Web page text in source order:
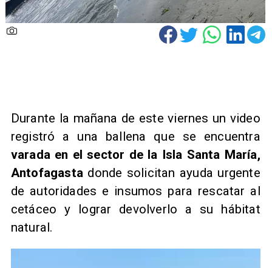
Durante la mañana de este viernes un video
registró a una ballena que se encuentra
varada en el sector de la Isla Santa María,
Antofagasta donde solicitan ayuda urgente
de autoridades e insumos para rescatar al
cetáceo y lograr devolverlo a su hábitat
natural.